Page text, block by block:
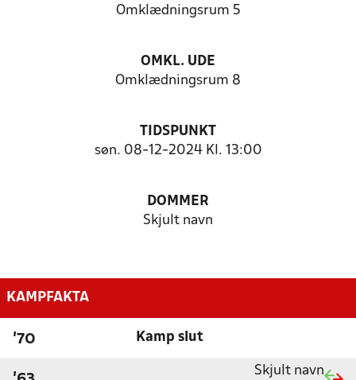
Omklædningsrum 5
OMKL. UDE
Omklædningsrum 8
TIDSPUNKT
søn. 08-12-2024 Kl. 13:00
DOMMER
Skjult navn
KAMPFAKTA
'70 Kamp slut
Skjult navn